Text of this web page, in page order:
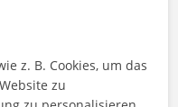
z. B. Cookies, um das
zu